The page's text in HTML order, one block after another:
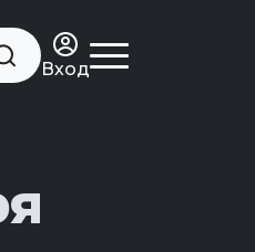
Вход